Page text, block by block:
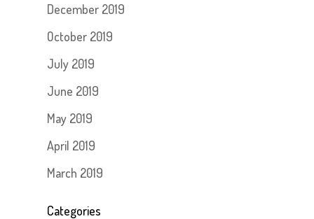
December 2019
October 2019
July 2019
June 2019
May 2019
April 2019
March 2019
Categories